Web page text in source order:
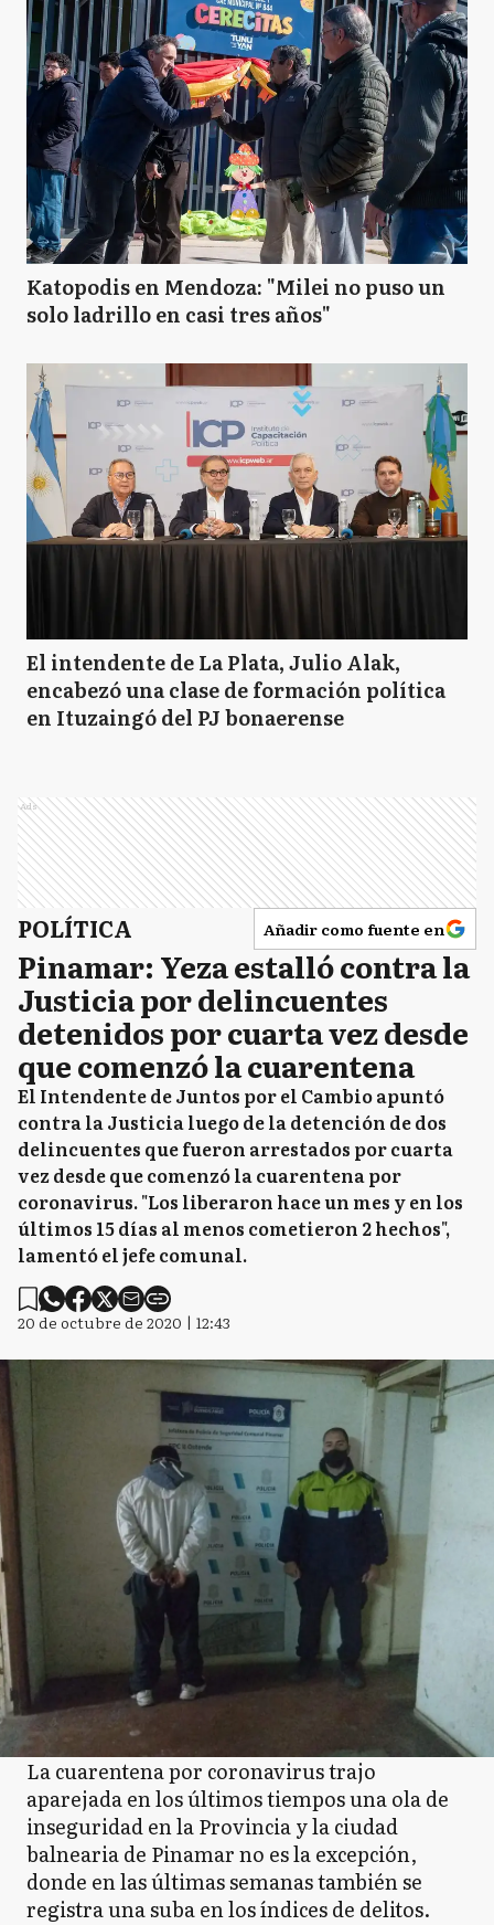
Katopodis en Mendoza: "Milei no puso un
solo ladrillo en casi tres años"
El intendente de La Plata, Julio Alak,
encabezó una clase de formación política
en Ituzaingó del PJ bonaerense
Ads
POLÍTICA Añadir como fuente en
Pinamar: Yeza estalló contra la
Justicia por delincuentes
detenidos por cuarta vez desde
que comenzó la cuarentena
El Intendente de Juntos por el Cambio apuntó
contra la Justicia luego de la detención de dos
delincuentes que fueron arrestados por cuarta
vez desde que comenzó la cuarentena por
coronavirus. "Los liberaron hace un mes y en los
últimos 15 días al menos cometieron 2 hechos",
lamentó el jefe comunal.
20 de octubre de 2020 | 12:43
La cuarentena por coronavirus trajo
aparejada en los últimos tiempos una ola de
inseguridad en la Provincia y la ciudad
balnearia de Pinamar no es la excepción,
donde en las últimas semanas también se
registra una suba en los índices de delitos.